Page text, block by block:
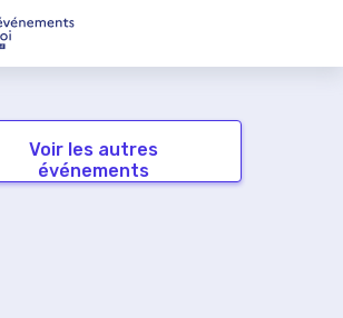
Voir les autres
événements